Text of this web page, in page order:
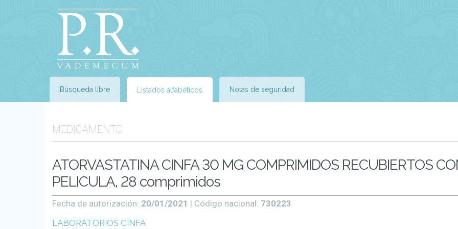
Búsqueda libre Listados alfabéticos Notas de seguridad
MEDICAMENTO
ATORVASTATINA CINFA 30 MG COMPRIMIDOS RECUBIERTOS
PELICULA, 28 comprimidos
Fecha de autorización: 20/01/2021 | Código nacional: 730223
LABORATORIOS CINFA